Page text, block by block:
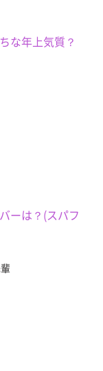
な年上気質？
ーは？(スパフ